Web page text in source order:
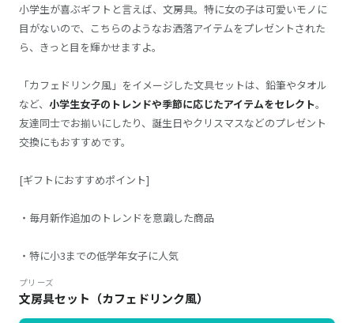
小学生が喜ぶギフトと言えば、文房具。特に女の子は可愛いモノに
目がないので、こちらのようなお洒落アイテムをプレゼントされた
ら、きっと目を輝かせますよ。
「カフェドリンク風」をイメージした文具セットは、鉛筆やタオル
など、 小学生女子のトレンドや季節に応じたアイテムをセレクト。
友達同士でお揃いにしたり、誕生日やクリスマスなどのプレゼント
交換にもおすすめです。
[ギフトにおすすめポイント]
・毎月新作追加のトレンドを意識した商品
・特に小3までの低学年女子に人気
プリーズ
文房具セット（カフェドリンク風）